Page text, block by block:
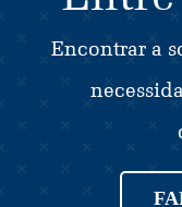
Encontrar a